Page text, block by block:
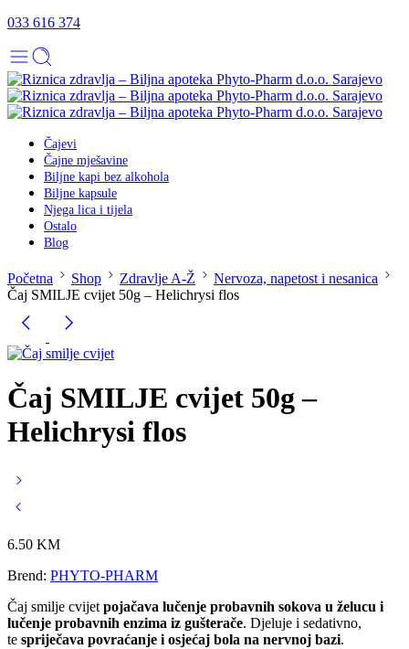
033 616 374
Čajevi
Čajne mješavine
Biljne kapi bez alkohola
Biljne kapsule
Njega lica i tijela
Ostalo
Blog
Početna Shop Zdravlje A-Ž
Nervoza, napetost i nesanica
Čaj SMILJE cvijet 50g – Helichrysi flos
Čaj SMILJE cvijet 50g –
Helichrysi flos
6.50 KM
Brend: PHYTO-PHARM
Čaj smilje cvijet pojačava lučenje probavnih sokova u želucu i
lučenje probavnih enzima iz gušterače. Djeluje i sedativno,
te spriječava povraćanje i osjećaj bola na nervnoj bazi.